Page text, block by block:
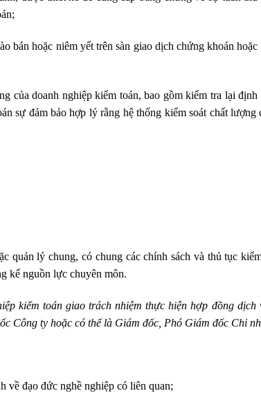
hoặc niêm yết trên sàn giao dịch chứng khoán hoặc
doanh nghiệp kiểm toán, bao gồm kiểm tra lại định
sự đảm bảo hợp lý rằng hệ thống kiểm soát chất lượng
lý chung, có chung các chính sách và thủ tục
kể nguồn lực chuyên môn.
kiểm toán giao trách nhiệm thực hiện hợp đồng dịch
Công ty hoặc có thể là Giám đốc, Phó Giám đốc Chi
về đạo đức nghề nghiệp có liên quan;